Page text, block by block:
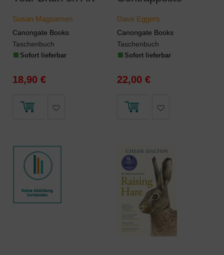
Susan Magsamen
Canongate Books
Taschenbuch
Sofort lieferbar
18,90 €
Dave Eggers
Canongate Books
Taschenbuch
Sofort lieferbar
22,00 €